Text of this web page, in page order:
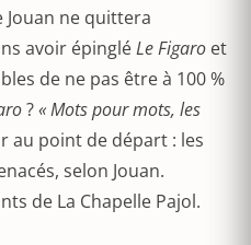
ne quittera
avoir épingléLe Figaro et
de ne pas être à 100 %
?« Mots pour mots, les
au point de départ : les
selon Jouan.
de La Chapelle Pajol.